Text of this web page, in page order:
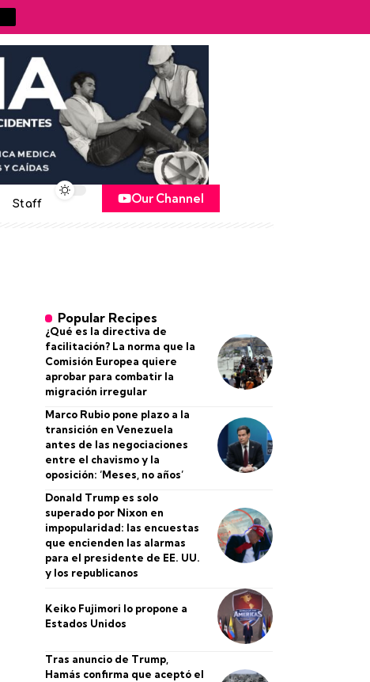
Staff Our Channel
Popular Recipes
¿Qué es la directiva de
facilitación? La norma que la
Comisión Europea quiere
aprobar para combatir la
migración irregular
Marco Rubio pone plazo a la
transición en Venezuela
antes de las negociaciones
entre el chavismo y la
oposición: ‘Meses, no años’
Donald Trump es solo
superado por Nixon en
impopularidad: las encuestas
que encienden las alarmas
para el presidente de EE. UU.
y los republicanos
Keiko Fujimori lo propone a
Estados Unidos
Tras anuncio de Trump,
Hamás confirma que aceptó el